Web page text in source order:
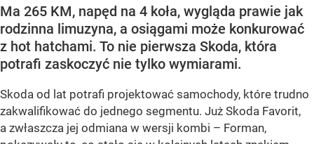
Ma 265 KM, napęd na 4 koła, wygląda prawie jak
rodzinna limuzyna, a osiągami może konkurować
z hot hatchami. To nie pierwsza Skoda, która
potrafi zaskoczyć nie tylko wymiarami.
Skoda od lat potrafi projektować samochody, które trudno
zakwalifikować do jednego segmentu. Już Skoda Favorit,
a zwłaszcza jej odmiana w wersji kombi – Forman,